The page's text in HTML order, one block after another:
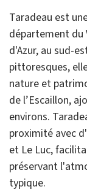
Taradeau est
département du
d'Azur, au sud-
pittoresques,
nature et
de l’Escaillon,
environs.
proximité avec
et Le Luc,
préservant
typique.